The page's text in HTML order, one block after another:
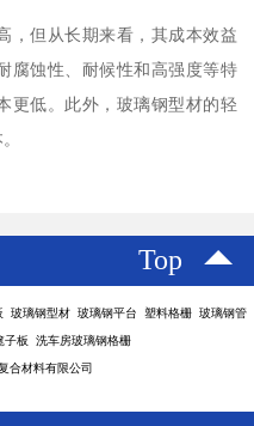
，但从长期来看，其成本效益
腐蚀性、耐候性和高强度等特
更低。此外，玻璃钢型材的轻
Top
玻璃钢型材 玻璃钢平台 塑料格栅 玻璃钢管
板 洗车房玻璃钢格栅
合材料有限公司